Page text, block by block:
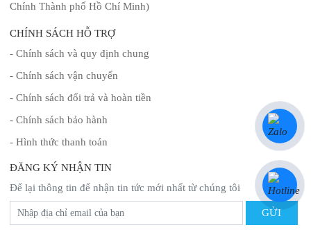
Chính Thành phố Hồ Chí Minh)
CHÍNH SÁCH HỖ TRỢ
- Chính sách và quy định chung
- Chính sách vận chuyển
- Chính sách đổi trả và hoàn tiền
- Chính sách bảo hành
- Hình thức thanh toán
ĐĂNG KÝ NHẬN TIN
Để lại thông tin để nhận tin tức mới nhất từ chúng tôi